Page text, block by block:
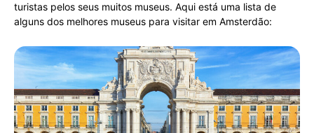
turistas pelos seus muitos museus. Aqui está uma lista de
alguns dos melhores museus para visitar em Amsterdão: